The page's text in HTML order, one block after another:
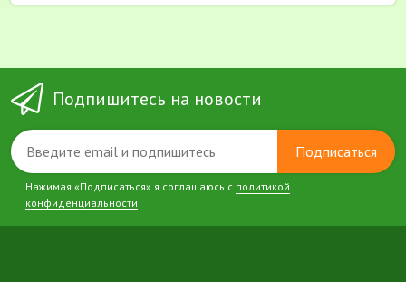
Подпишитесь на новости
Подписаться
Нажимая «Подписаться» я соглашаюсь с политикой
конфиденциальности